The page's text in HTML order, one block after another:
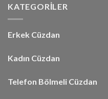
KATEGORİLER
Erkek Cüzdan
Kadın Cüzdan
Telefon Bölmeli Cüzdan